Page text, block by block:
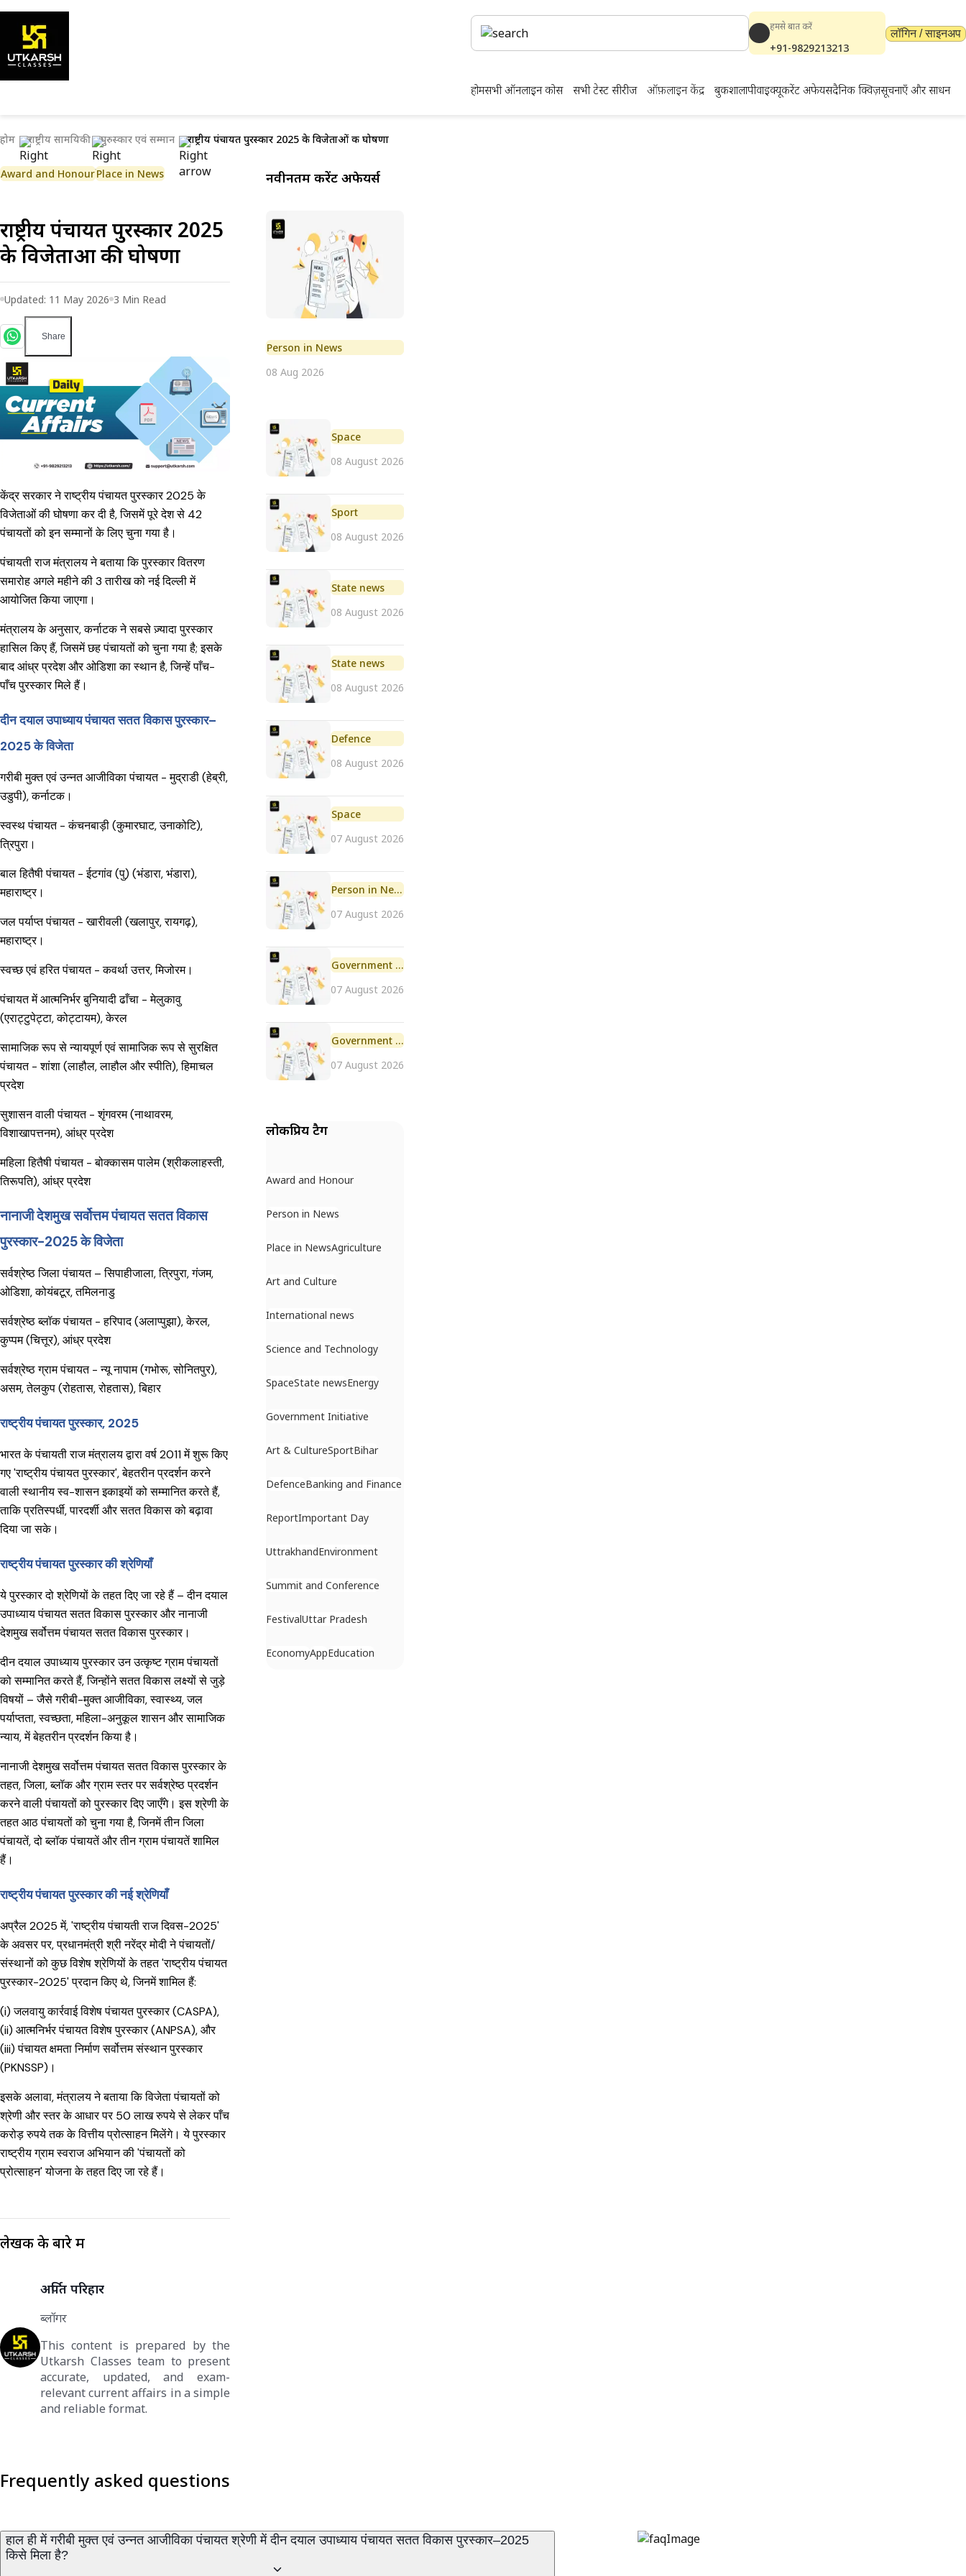
हमसे बात करें
+91-9829213213
लॉगिन / साइनअप
होमसभी ऑनलाइन कोर्स सभी टेस्ट सीरीज ऑफ़लाइन केंद्र बुकशालापीवाईक्यूकरेंट अफेयर्सदैनिक क्विज़सूचनाएँ और साधन
होम राष्ट्रीय सामयिकी पुरुस्कार एवं सम्मान राष्ट्रीय पंचायत पुरस्कार 2025 के विजेताओं की घोषणा
Award and HonourPlace in News
राष्ट्रीय पंचायत पुरस्कार 2025
के विजेताओं की घोषणा
Updated: 11 May 2026 3 Min Read
Share
केंद्र सरकार ने राष्ट्रीय पंचायत पुरस्कार 2025 के
विजेताओं की घोषणा कर दी है, जिसमें पूरे देश से 42
पंचायतों को इन सम्मानों के लिए चुना गया है।
पंचायती राज मंत्रालय ने बताया कि पुरस्कार वितरण
समारोह अगले महीने की 3 तारीख को नई दिल्ली में
आयोजित किया जाएगा।
मंत्रालय के अनुसार, कर्नाटक ने सबसे ज़्यादा पुरस्कार
हासिल किए हैं, जिसमें छह पंचायतों को चुना गया है; इसके
बाद आंध्र प्रदेश और ओडिशा का स्थान है, जिन्हें पाँच-
पाँच पुरस्कार मिले हैं।
दीन दयाल उपाध्याय पंचायत सतत विकास पुरस्कार–
2025 के विजेता
गरीबी मुक्त एवं उन्नत आजीविका पंचायत - मुद्राडी (हेब्री,
उडुपी), कर्नाटक।
स्वस्थ पंचायत - कंचनबाड़ी (कुमारघाट, उनाकोटि),
त्रिपुरा।
बाल हितैषी पंचायत - ईटगांव (पु) (भंडारा, भंडारा),
महाराष्ट्र।
जल पर्याप्त पंचायत - खारीवली (खलापुर, रायगढ़),
महाराष्ट्र।
स्वच्छ एवं हरित पंचायत - कवर्था उत्तर, मिजोरम।
पंचायत में आत्मनिर्भर बुनियादी ढाँचा - मेलुकावु
(एराट्टुपेट्टा, कोट्टायम), केरल
सामाजिक रूप से न्यायपूर्ण एवं सामाजिक रूप से सुरक्षित
पंचायत - शांशा (लाहौल, लाहौल और स्पीति), हिमाचल
प्रदेश
सुशासन वाली पंचायत - शृंगवरम (नाथावरम,
विशाखापत्तनम), आंध्र प्रदेश
महिला हितैषी पंचायत - बोक्कासम पालेम (श्रीकलाहस्ती,
तिरूपति), आंध्र प्रदेश
नानाजी देशमुख सर्वोत्तम पंचायत सतत विकास
पुरस्कार-2025के विजेता
सर्वश्रेष्ठ जिला पंचायत – सिपाहीजाला, त्रिपुरा, गंजम,
ओडिशा, कोयंबटूर, तमिलनाडु
सर्वश्रेष्ठ ब्लॉक पंचायत - हरिपाद (अलाप्पुझा), केरल,
कुप्पम (चित्तूर), आंध्र प्रदेश
सर्वश्रेष्ठ ग्राम पंचायत - न्यू नापाम (गभोरू, सोनितपुर),
असम, तेलकुप (रोहतास, रोहतास), बिहार
राष्ट्रीय पंचायत पुरस्कार, 2025
भारत के पंचायती राज मंत्रालय द्वारा वर्ष 2011 में शुरू किए
गए 'राष्ट्रीय पंचायत पुरस्कार', बेहतरीन प्रदर्शन करने
वाली स्थानीय स्व-शासन इकाइयों को सम्मानित करते हैं,
ताकि प्रतिस्पर्धी, पारदर्शी और सतत विकास को बढ़ावा
दिया जा सके।
राष्ट्रीय पंचायत पुरस्कार की श्रेणियाँ
ये पुरस्कार दो श्रेणियों के तहत दिए जा रहे हैं – दीन दयाल
उपाध्याय पंचायत सतत विकास पुरस्कार और नानाजी
देशमुख सर्वोत्तम पंचायत सतत विकास पुरस्कार।
दीन दयाल उपाध्याय पुरस्कार उन उत्कृष्ट ग्राम पंचायतों
को सम्मानित करते हैं, जिन्होंने सतत विकास लक्ष्यों से जुड़े
विषयों – जैसे गरीबी-मुक्त आजीविका, स्वास्थ्य, जल
पर्याप्तता, स्वच्छता, महिला-अनुकूल शासन और सामाजिक
न्याय, में बेहतरीन प्रदर्शन किया है।
नानाजी देशमुख सर्वोत्तम पंचायत सतत विकास पुरस्कार के
तहत, जिला, ब्लॉक और ग्राम स्तर पर सर्वश्रेष्ठ प्रदर्शन
करने वाली पंचायतों को पुरस्कार दिए जाएँगे। इस श्रेणी के
तहत आठ पंचायतों को चुना गया है, जिनमें तीन जिला
पंचायतें, दो ब्लॉक पंचायतें और तीन ग्राम पंचायतें शामिल
हैं।
राष्ट्रीय पंचायत पुरस्कार की नई श्रेणियाँ
अप्रैल 2025 में, 'राष्ट्रीय पंचायती राज दिवस-2025'
के अवसर पर, प्रधानमंत्री श्री नरेंद्र मोदी ने पंचायतों/
संस्थानों को कुछ विशेष श्रेणियों के तहत 'राष्ट्रीय पंचायत
पुरस्कार-2025' प्रदान किए थे, जिनमें शामिल हैं:
(i) जलवायु कार्रवाई विशेष पंचायत पुरस्कार (CASPA),
(ii) आत्मनिर्भर पंचायत विशेष पुरस्कार (ANPSA), और
(iii) पंचायत क्षमता निर्माण सर्वोत्तम संस्थान पुरस्कार
(PKNSSP)।
इसके अलावा, मंत्रालय ने बताया कि विजेता पंचायतों को
श्रेणी और स्तर के आधार पर 50 लाख रुपये से लेकर पाँच
करोड़ रुपये तक के वित्तीय प्रोत्साहन मिलेंगे। ये पुरस्कार
राष्ट्रीय ग्राम स्वराज अभियान की 'पंचायतों को
प्रोत्साहन' योजना के तहत दिए जा रहे हैं।
लेखक के बारे में
अर्पित परिहार
ब्लॉगर
This content is prepared by the
Utkarsh Classes team to present
accurate, updated, and exam-
relevant current affairs in a simple
and reliable format.
नवीनतम करेंट अफेयर्स
Person in News
08 Aug 2026
Space
08 August 2026
Sport
08 August 2026
State news
08 August 2026
State news
08 August 2026
Defence
08 August 2026
Space
07 August 2026
Person in News
07 August 2026
Government Initiative
07 August 2026
Government Scheme
07 August 2026
लोकप्रिय टैग
Award and Honour
Person in News
Place in NewsAgriculture
Art and Culture
International news
Science and Technology
SpaceState newsEnergy
Government Initiative
Art & CultureSportBihar
DefenceBanking and Finance
ReportImportant Day
UttrakhandEnvironment
Summit and Conference
FestivalUttar Pradesh
EconomyAppEducation
Frequently asked questions
हाल ही में गरीबी मुक्त एवं उन्नत आजीविका पंचायत श्रेणी में दीन दयाल उपाध्याय पंचायत सतत विकास पुरस्कार–2025
किसे मिला है?